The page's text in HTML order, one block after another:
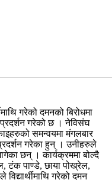
गरेको दमनको बिरोधमा
प्रदर्शन गरेको छ । नेविसंघ
समन्वयमा मंगलबार
गरेका हुन् । उनीहरुले
छन् । कार्यक्रममा बोल्दै
टंक पाण्डे, छाया पोख्रेल,
गरेको दमन